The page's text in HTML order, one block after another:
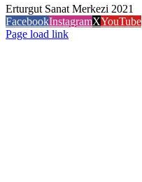
Erturgut Sanat Merkezi 2021
FacebookInstagramXYouTube
Page load link